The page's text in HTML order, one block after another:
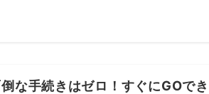
な手続きはゼロ！すぐにGOで